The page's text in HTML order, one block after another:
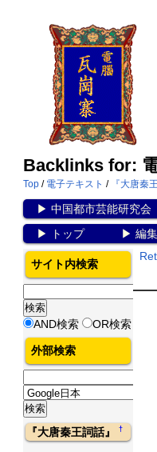
Backlinks for:
Top / 電子テキスト / 『大唐秦
▶ 中国都市芸能研究会
▶
トップ▶ 編集
サイト内検索
AND検索 OR検索
外部検索
『大唐秦王詞話』†